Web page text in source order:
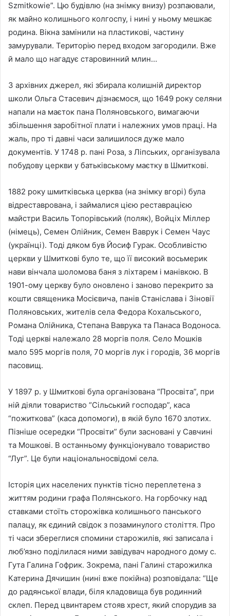
Szmitkowie”. Цю будівлю (на знімку внизу) розпаювали,
як майно колишнього колгоспу, і нині у ньому мешкає
родина. Вікна замінили на пластикові, частину
замурували. Територію перед входом загородили. Вже
й мало що нагадує старовинний млин…
З архівних джерел, які збирала колишній директор
школи Ольга Стасевич дізнаємося, що 1649 року селяни
напали на маєток пана Поляновського, вимагаючи
збільшення заробітної плати і належних умов праці. На
жаль, про ті давні часи залишилося дуже мало
документів. У 1748 р. пані Роза, з Ліпських, організувала
побудову церкви у батьківському маєтку в Шмиткові.
1882 року шмитківська церква (на знімку вгорі) була
відреставрована, і займалися цією реставрацією
майстри Василь Топорівський (поляк), Войціх Міллер
(німець), Семен Олійник, Семен Ваврук і Семен Чаус
(українці). Тоді дяком був Йосиф Гурак. Особливістю
церкви у Шмиткові було те, що її високий восьмерик
нави вінчала шоломова баня з ліхтарем і манівкою. В
1901-ому церкву було оновлено і заново перекрито за
кошти священика Мосієвича, панів Станіслава і Зіновії
Поляновських, жителів села Федора Кохальського,
Романа Олійника, Степана Ваврука та Панаса Водоноса.
Тоді церкві належало 28 моргів поля. Село Мошків
мало 595 моргів поля, 70 моргів лук і городів, 36 моргів
пасовищ.
У 1897 р. у Шмиткові була організована “Просвіта”, при
ній діяли товариство “Сільський господар”, каса
“пожиткова” (каса допомоги), в якій було 1670 злотих.
Пізніше осередки “Просвіти” були засновані у Савчині
та Мошкові. В останньому функціонувало товариство
“Луг”. Це були національносвідомі села.
Історія цих населених пунктів тісно переплетена з
життям родини графа Полянського. На горбочку над
ставками стоїть сторожівка колишнього панського
палацу, як єдиний свідок з позаминулого століття. Про
ті часи збереглися спомини старожилів, які записала і
люб’язно поділилася ними завідувач народного дому с.
Гута Галина Гофрик. Зокрема, пані Галині старожилка
Катерина Дячишин (нині вже покійна) розповідала: “Ще
до радянської влади, біля кладовища був родинний
склеп. Перед цвинтарем стояв хрест, який спорудив за